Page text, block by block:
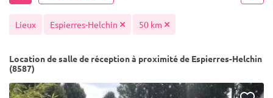
Lieux Espierres-Helchin 50 km
Location de salle de réception à proximité de Espierres-Helchin
(8587)